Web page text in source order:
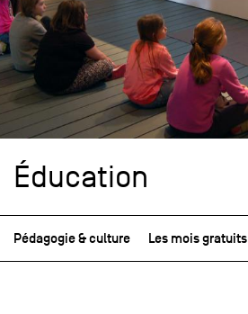
Éducation
Pédagogie & culture Les mois gratuits